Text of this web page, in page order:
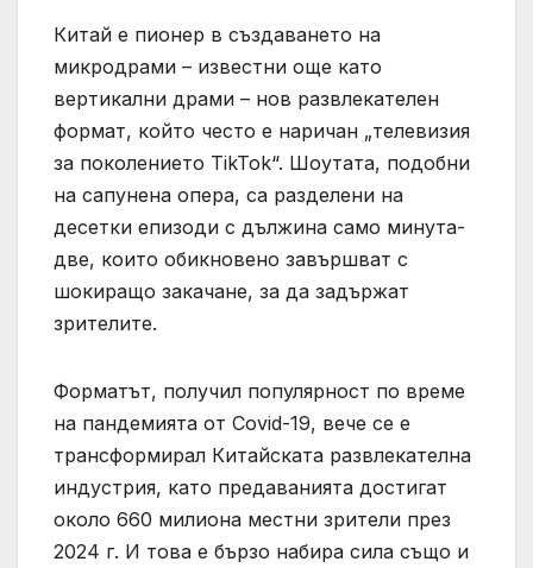
Китай е пионер в създаването на
микродрами – известни още като
вертикални драми – нов развлекателен
формат, който често е наричан „телевизия
за поколението TikTok“. Шоутата, подобни
на сапунена опера, са разделени на
десетки епизоди с дължина само минута-
две, които обикновено завършват с
шокиращо закачане, за да задържат
зрителите.
Форматът, получил популярност по време
на пандемията от Covid-19, вече се е
трансформирал Китайската развлекателна
индустрия, като предаванията достигат
около 660 милиона местни зрители през
2024 г. И това е бързо набира сила също и